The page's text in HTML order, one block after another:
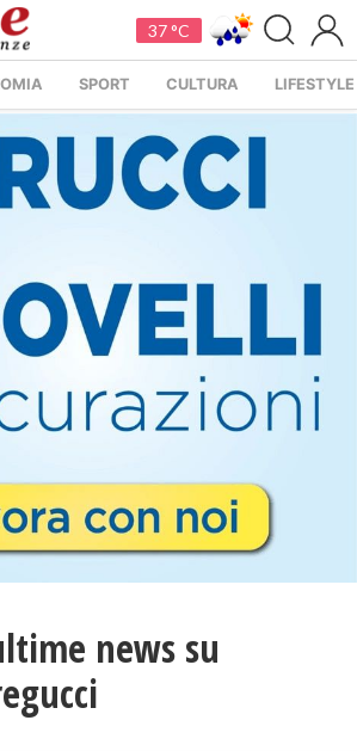
37 °C
SPORT CULTURA LIFESTYLE
news su